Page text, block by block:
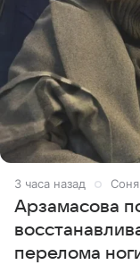
3 часа назад
Арзамасова
перелома